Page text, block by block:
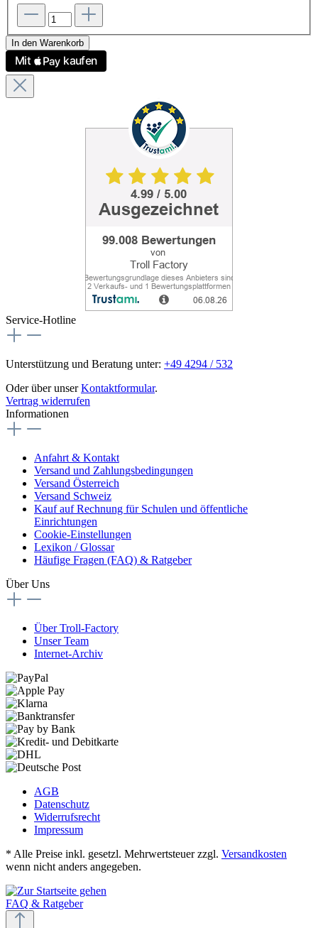
In den Warenkorb
Service-Hotline
Unterstützung und Beratung unter: +49 4294 / 532
Oder über unserKontaktformular.
Vertrag widerrufen
Informationen
Anfahrt & Kontakt
Versand und Zahlungsbedingungen
Versand Österreich
Versand Schweiz
Kauf auf Rechnung für Schulen und öffentliche
Einrichtungen
Cookie-Einstellungen
Lexikon / Glossar
Häufige Fragen (FAQ) & Ratgeber
Über Uns
Über Troll-Factory
Unser Team
Internet-Archiv
AGB
Datenschutz
Widerrufsrecht
Impressum
* Alle Preise inkl. gesetzl. Mehrwertsteuer zzgl. Versandkosten
wenn nicht anders angegeben.
FAQ & Ratgeber